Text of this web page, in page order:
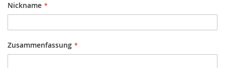
Nickname
Zusammenfassung